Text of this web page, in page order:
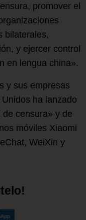
promover el
bilaterales,
y ejercer control
en lengua china».
y sus empresas
ha lanzado
censura» y de
móviles Xiaomi
WeiXin y
telo!